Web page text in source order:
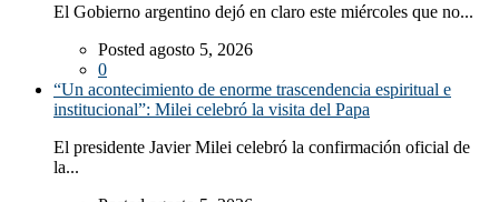
El Gobierno argentino dejó en claro este miércoles que no...
Posted agosto 5, 2026
0
“Un acontecimiento de enorme trascendencia espiritual e
institucional”: Milei celebró la visita del Papa
El presidente Javier Milei celebró la confirmación oficial de
la...